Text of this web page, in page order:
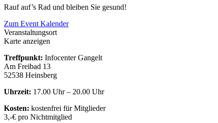
Rauf auf’s Rad und bleiben Sie gesund!
Zum Event Kalender
Veranstaltungsort
Karte anzeigen
Treffpunkt: Infocenter Gangelt
Am Freibad 13
52538 Heinsberg
Uhrzeit: 17.00 Uhr – 20.00 Uhr
Kosten: kostenfrei für Mitglieder
3,-€ pro Nichtmitglied